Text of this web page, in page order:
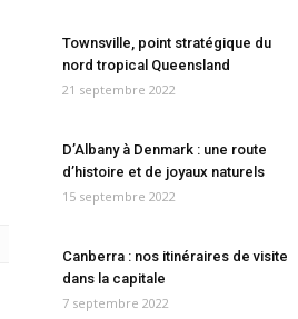
Townsville, point stratégique du
nord tropical Queensland
21 septembre 2022
D’Albany à Denmark : une route
d’histoire et de joyaux naturels
15 septembre 2022
Canberra : nos itinéraires de visite
dans la capitale
7 septembre 2022